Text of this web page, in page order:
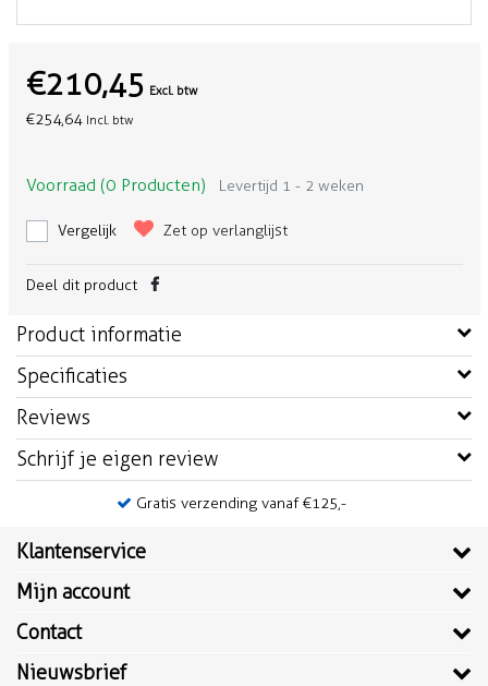
€210,45 Excl. btw
€254,64 Incl. btw
Voorraad (0 Producten) Levertijd 1 - 2 weken
Vergelijk Zet op verlanglijst
Deel dit product
Product informatie
Specificaties
Reviews
Schrijf je eigen review
Gratis verzending vanaf €125,-
Klantenservice
Mijn account
Contact
Nieuwsbrief